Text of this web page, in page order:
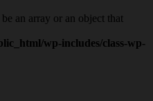
an array or an object that
wp-includes/class-wp-